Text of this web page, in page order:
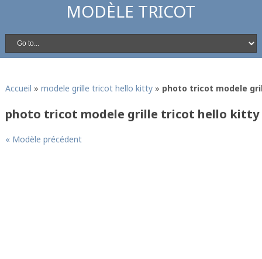
MODÈLE TRICOT
Accueil » modele grille tricot hello kitty» photo tricot modele
photo tricot modele grille tricot hello kitty
« Modèle précédent